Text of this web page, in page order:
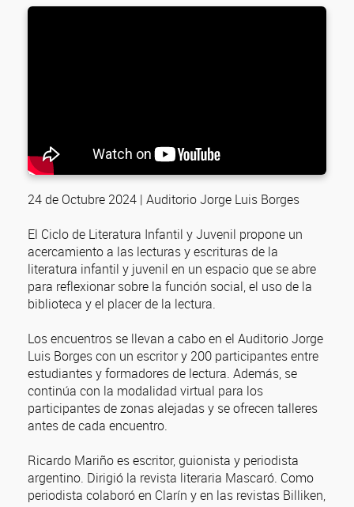
24 de Octubre 2024 | Auditorio Jorge Luis Borges
El Ciclo de Literatura Infantil y Juvenil propone un
acercamiento a las lecturas y escrituras de la
literatura infantil y juvenil en un espacio que se abre
para reflexionar sobre la función social, el uso de la
biblioteca y el placer de la lectura.
Los encuentros se llevan a cabo en el Auditorio Jorge
Luis Borges con un escritor y 200 participantes entre
estudiantes y formadores de lectura. Además, se
continúa con la modalidad virtual para los
participantes de zonas alejadas y se ofrecen talleres
antes de cada encuentro.
Ricardo Mariño es escritor, guionista y periodista
argentino. Dirigió la revista literaria Mascaró. Como
periodista colaboró en Clarín y en las revistas Billiken,